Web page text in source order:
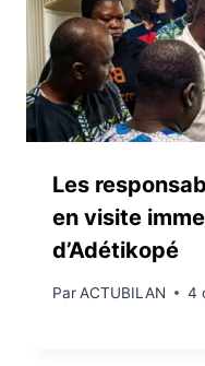
Les
en visite
d’Adétikopé
ParACTUBILAN 4